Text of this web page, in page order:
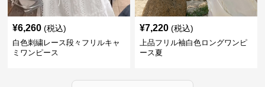
¥6,260 (税込)
白色刺繍レース段々フリルキャ
ミワンピース
¥7,220 (税込)
上品フリル袖白色ロングワンピ
ース夏